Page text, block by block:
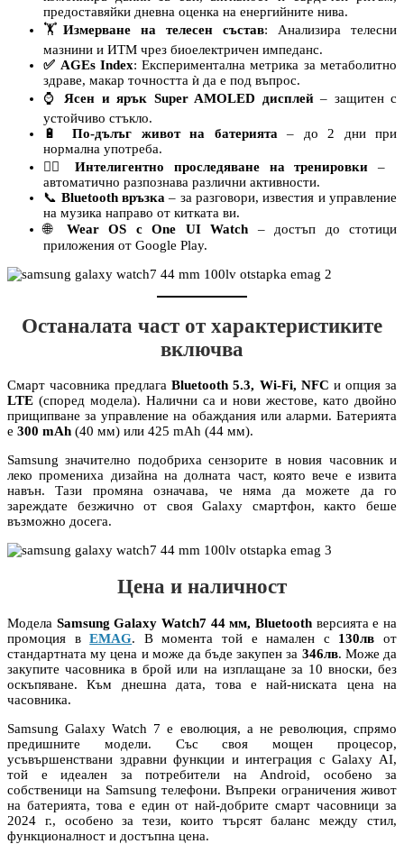
предоставяйки дневна оценка на енергийните нива.
🏋️ Измерване на телесен състав: Анализира телесни
мазнини и ИТМ чрез биоелектричен импеданс.
✅ AGEs Index: Експериментална метрика за метаболитно
здраве, макар точността ѝ да е под въпрос.
⌚ Ясен и ярък Super AMOLED дисплей– защитен с
устойчиво стъкло.
🔋 По-дълъг живот на батерията – до 2 дни при
нормална употреба.
🏃‍♂️Интелигентно проследяване на тренировки –
автоматично разпознава различни активности.
📞 Bluetooth връзка – за разговори, известия и управление
на музика направо от китката ви.
🌐 Wear OS с One UI Watch – достъп до стотици
приложения от Google Play.
Останалата част от характеристиките
включва
Смарт часовника предлагаBluetooth 5.3, Wi-Fi, NFC и опция за
LTE (според модела). Налични са и нови жестове, като двойно
прищипване за управление на обаждания или аларми. Батерията
е 300 mAh (40 мм) или 425 mAh (44 мм).
Samsung значително подобриха сензорите в новия часовник и
леко промениха дизайна на долната част, която вече е извитa
навън. Тази промяна означава, че няма да можете да го
зареждате безжично от своя Galaxy смартфон, както беше
възможно досега.
Цена и наличност
Модела Samsung Galaxy Watch7 44 мм, Bluetooth версията е на
промоция вEMAG. В момента той е намален с 130лвот
стандартната му цена и може да бъде закупен за 346лв. Може да
закупите часовника в брой или на изплащане за 10 вноски, без
оскъпяване. Към днешна дата, това е най-ниската цена на
часовника.
Samsung Galaxy Watch 7 е еволюция, а не революция, спрямо
предишните модели. Със своя мощен процесор,
усъвършенствани здравни функции и интеграция с Galaxy AI,
той е идеален за потребители на Android, особено за
собственици на Samsung телефони. Въпреки ограничения живот
на батерията, това е един от най-добрите смарт часовници за
2024 г., особено за тези, които търсят баланс между стил,
функционалност и достъпна цена.